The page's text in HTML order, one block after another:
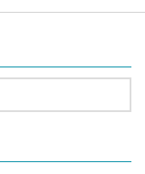
(FDRP)